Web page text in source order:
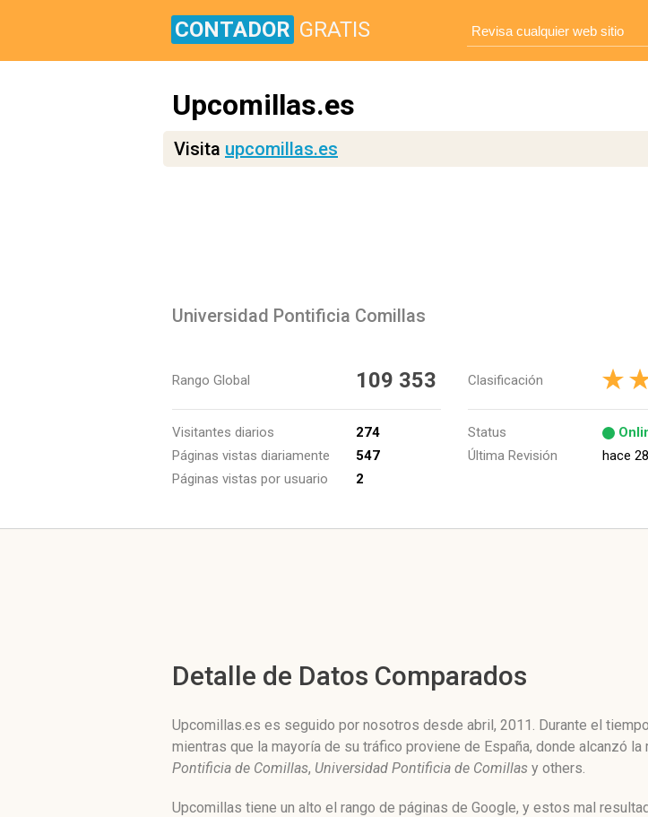
CONTADOR GRATIS
Upcomillas.es
Visita upcomillas.es
Universidad Pontificia Comillas
Rango Global 109 353
Visitantes diarios
274
Páginas vistas diariamente
547
Páginas vistas por usuario
2
Clasificación
Status
Última Revisión
hace
Detalle de Datos Comparados
Upcomillas.es es seguido por nosotros desde abril, 2011. Durante el
mientras que la mayoría de su tráfico proviene de España, donde alcanzó
Pontificia de Comillas, Universidad Pontificia de Comillas y others.
Upcomillas tiene un alto el rango de páginas de Google, y estos mal